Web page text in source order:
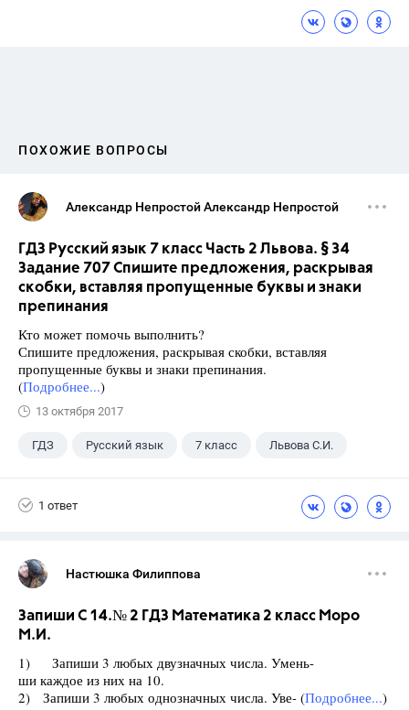
ПОХОЖИЕ ВОПРОСЫ
Александр Непростой Александр Непростой
ГДЗ Русский язык 7 класс Часть 2 Львова. § 34
Задание 707 Спишите предложения, раскрывая
скобки, вставляя пропущенные буквы и знаки
препинания
Кто может помочь выполнить?
Спишите предложения, раскрывая скобки, вставляя
пропущенные буквы и знаки препинания.
(Подробнее...)
13 октября 2017
ГДЗ Русский язык 7 класс Львова С.И.
1 ответ
Настюшка Филиппова
Запиши С 14.№ 2 ГДЗ Математика 2 класс Моро
М.И.
1) Запиши 3 любых двузначных числа. Умень-
ши каждое из них на 10.
2) Запиши 3 любых однозначных числа. Уве- (Подробнее...)